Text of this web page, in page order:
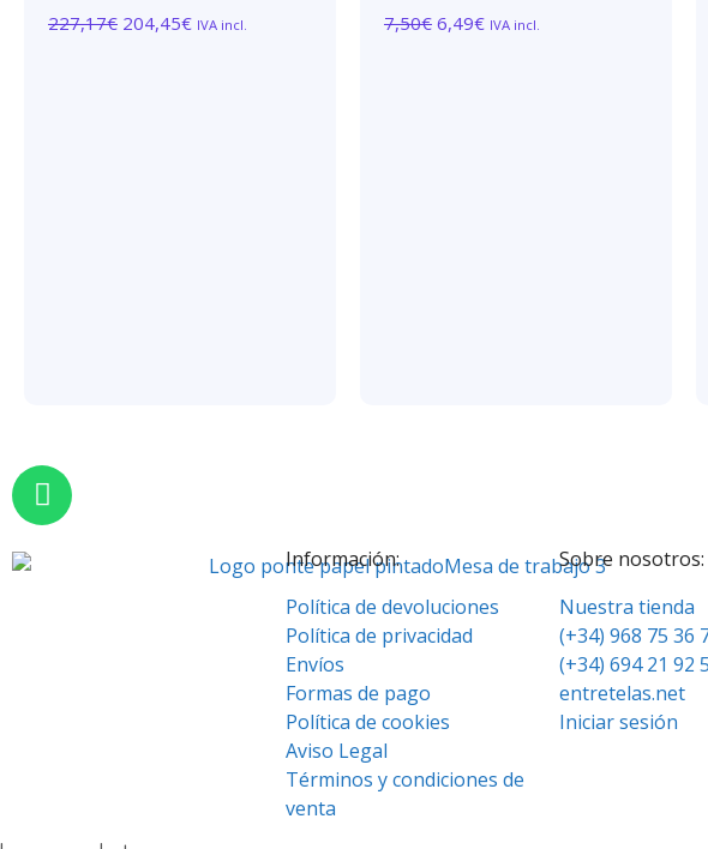
227,17€ 204,45€ IVA incl. 7,50€ 6,49€ IVA incl.
Información:
Política de devoluciones
Política de privacidad
Envíos
Formas de pago
Política de cookies
Aviso Legal
Términos y condiciones de
venta
Sobre nosotros:
Nuestra tienda
(+34) 968 75 36
(+34) 694 21 92
entretelas.net
Iniciar sesión